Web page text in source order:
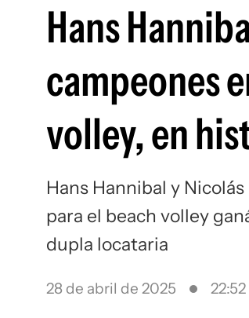
Hans
campeones
volley, en
Hans Hannibal y
para el beach volley
dupla locataria
28 de abril de 2025